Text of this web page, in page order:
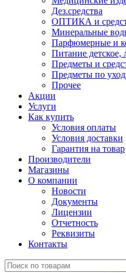
Дез.средства
ОПТИКА и
Минеральные
Парфюмерные и
Питание детское,
Предметы и
Предметы по
Прочее
Акции
Услуги
Как купить
Условия оплаты
Условия доставки
Гарантия на товар
Производители
Магазины
О компании
Новости
Документы
Лицензии
Отчетность
Реквизиты
Контакты